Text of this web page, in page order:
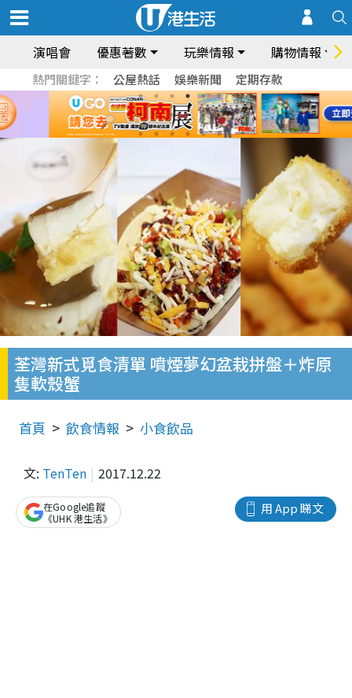
演唱會 優惠著數 玩樂情報 購物情報
熱門關鍵字： 公屋熱話 娛樂新聞 定期存款
荃灣新式覓食清單 噴煙夢幻盆栽拼盤＋炸原
隻軟殼蟹
首頁 飲食情報 小食飲品
文: TenTen 2017.12.22
用 App 睇文
在Google追蹤
《UHK 港生活》